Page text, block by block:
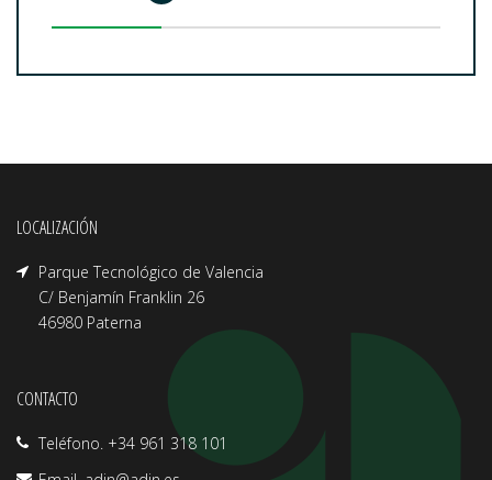
LOCALIZACIÓN
Parque Tecnológico de Valencia
C/ Benjamín Franklin 26
46980 Paterna
CONTACTO
Teléfono. +34 961 318 101